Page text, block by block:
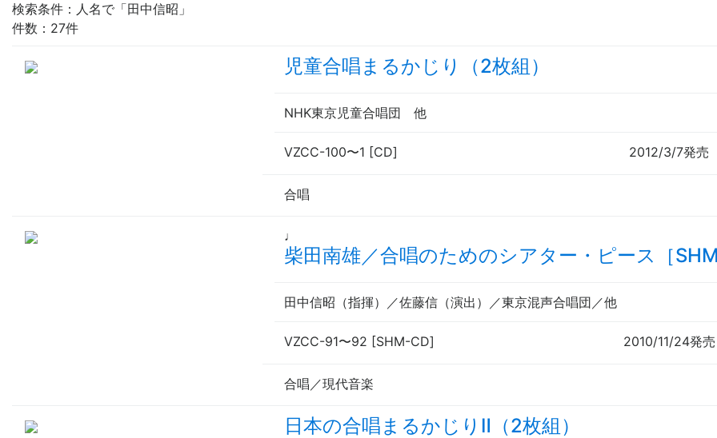
検索条件：人名で「田中信昭」
件数：27件
児童合唱まるかじり（2枚組）
NHK東京児童合唱団 他
VZCC-100〜1 [CD] 2012/3/7発売
合唱
♩
柴田南雄／合唱のためのシアター・ピース［
田中信昭（指揮）／佐藤信（演出 ）／東京混声合唱団／他
VZCC-91〜92 [SHM-CD] 2010/11/24発売
合唱／現代音楽
日本の合唱まるかじりⅡ（2枚組）